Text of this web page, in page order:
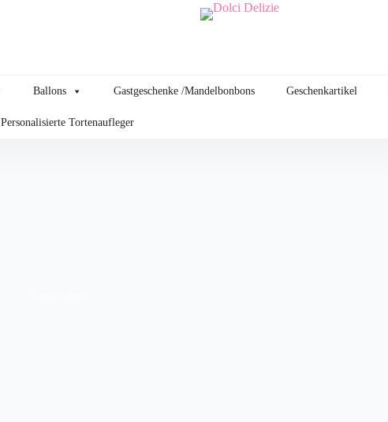
Ballons Gastgeschenke /Mandelbonbons Geschenkartikel
Personalisierte Tortenaufleger